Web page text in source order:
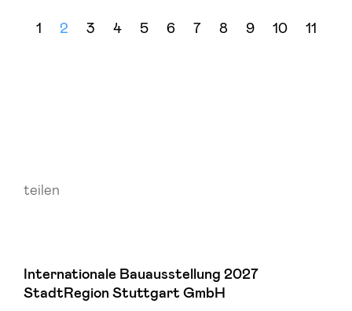
1 2 3 4 5 6 7 8 9 10 11
teilen
Internationale Bauausstellung 2027
StadtRegion Stuttgart GmbH